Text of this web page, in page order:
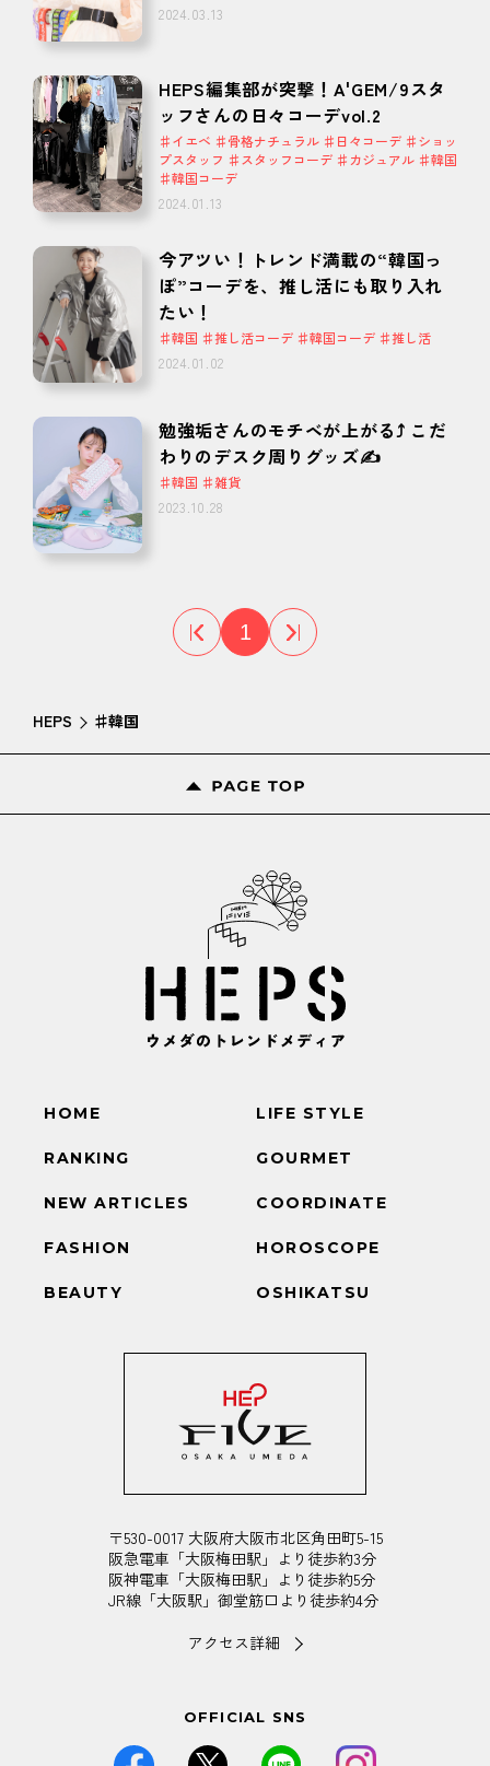
2024.03.13
HEPS編集部が突撃！A'GEM/9スタ
ッフさんの日々コーデvol.2
♯イエベ ♯骨格ナチュラル ♯日々コーデ ♯ショッ
プスタッフ ♯スタッフコーデ ♯カジュアル ♯韓国
♯韓国コーデ
2024.01.13
今アツい！トレンド満載の“韓国っ
ぽ”コーデを、推し活にも取り入れ
たい！
♯韓国 ♯推し活コーデ ♯韓国コーデ ♯推し活
2024.01.02
勉強垢さんのモチベが上がる⤴ こだ
わりのデスク周りグッズ✍
♯韓国 ♯雑貨
2023.10.28
1
HEPS ♯韓国
HOME
RANKING
NEW ARTICLES
FASHION
BEAUTY
LIFE STYLE
GOURMET
COORDINATE
HOROSCOPE
OSHIKATSU
〒530-0017 大阪府大阪市北区角田町5-15
阪急電車「大阪梅田駅」より徒歩約3分
阪神電車「大阪梅田駅」より徒歩約5分
JR線「大阪駅」御堂筋口より徒歩約4分
アクセス詳細
OFFICIAL SNS